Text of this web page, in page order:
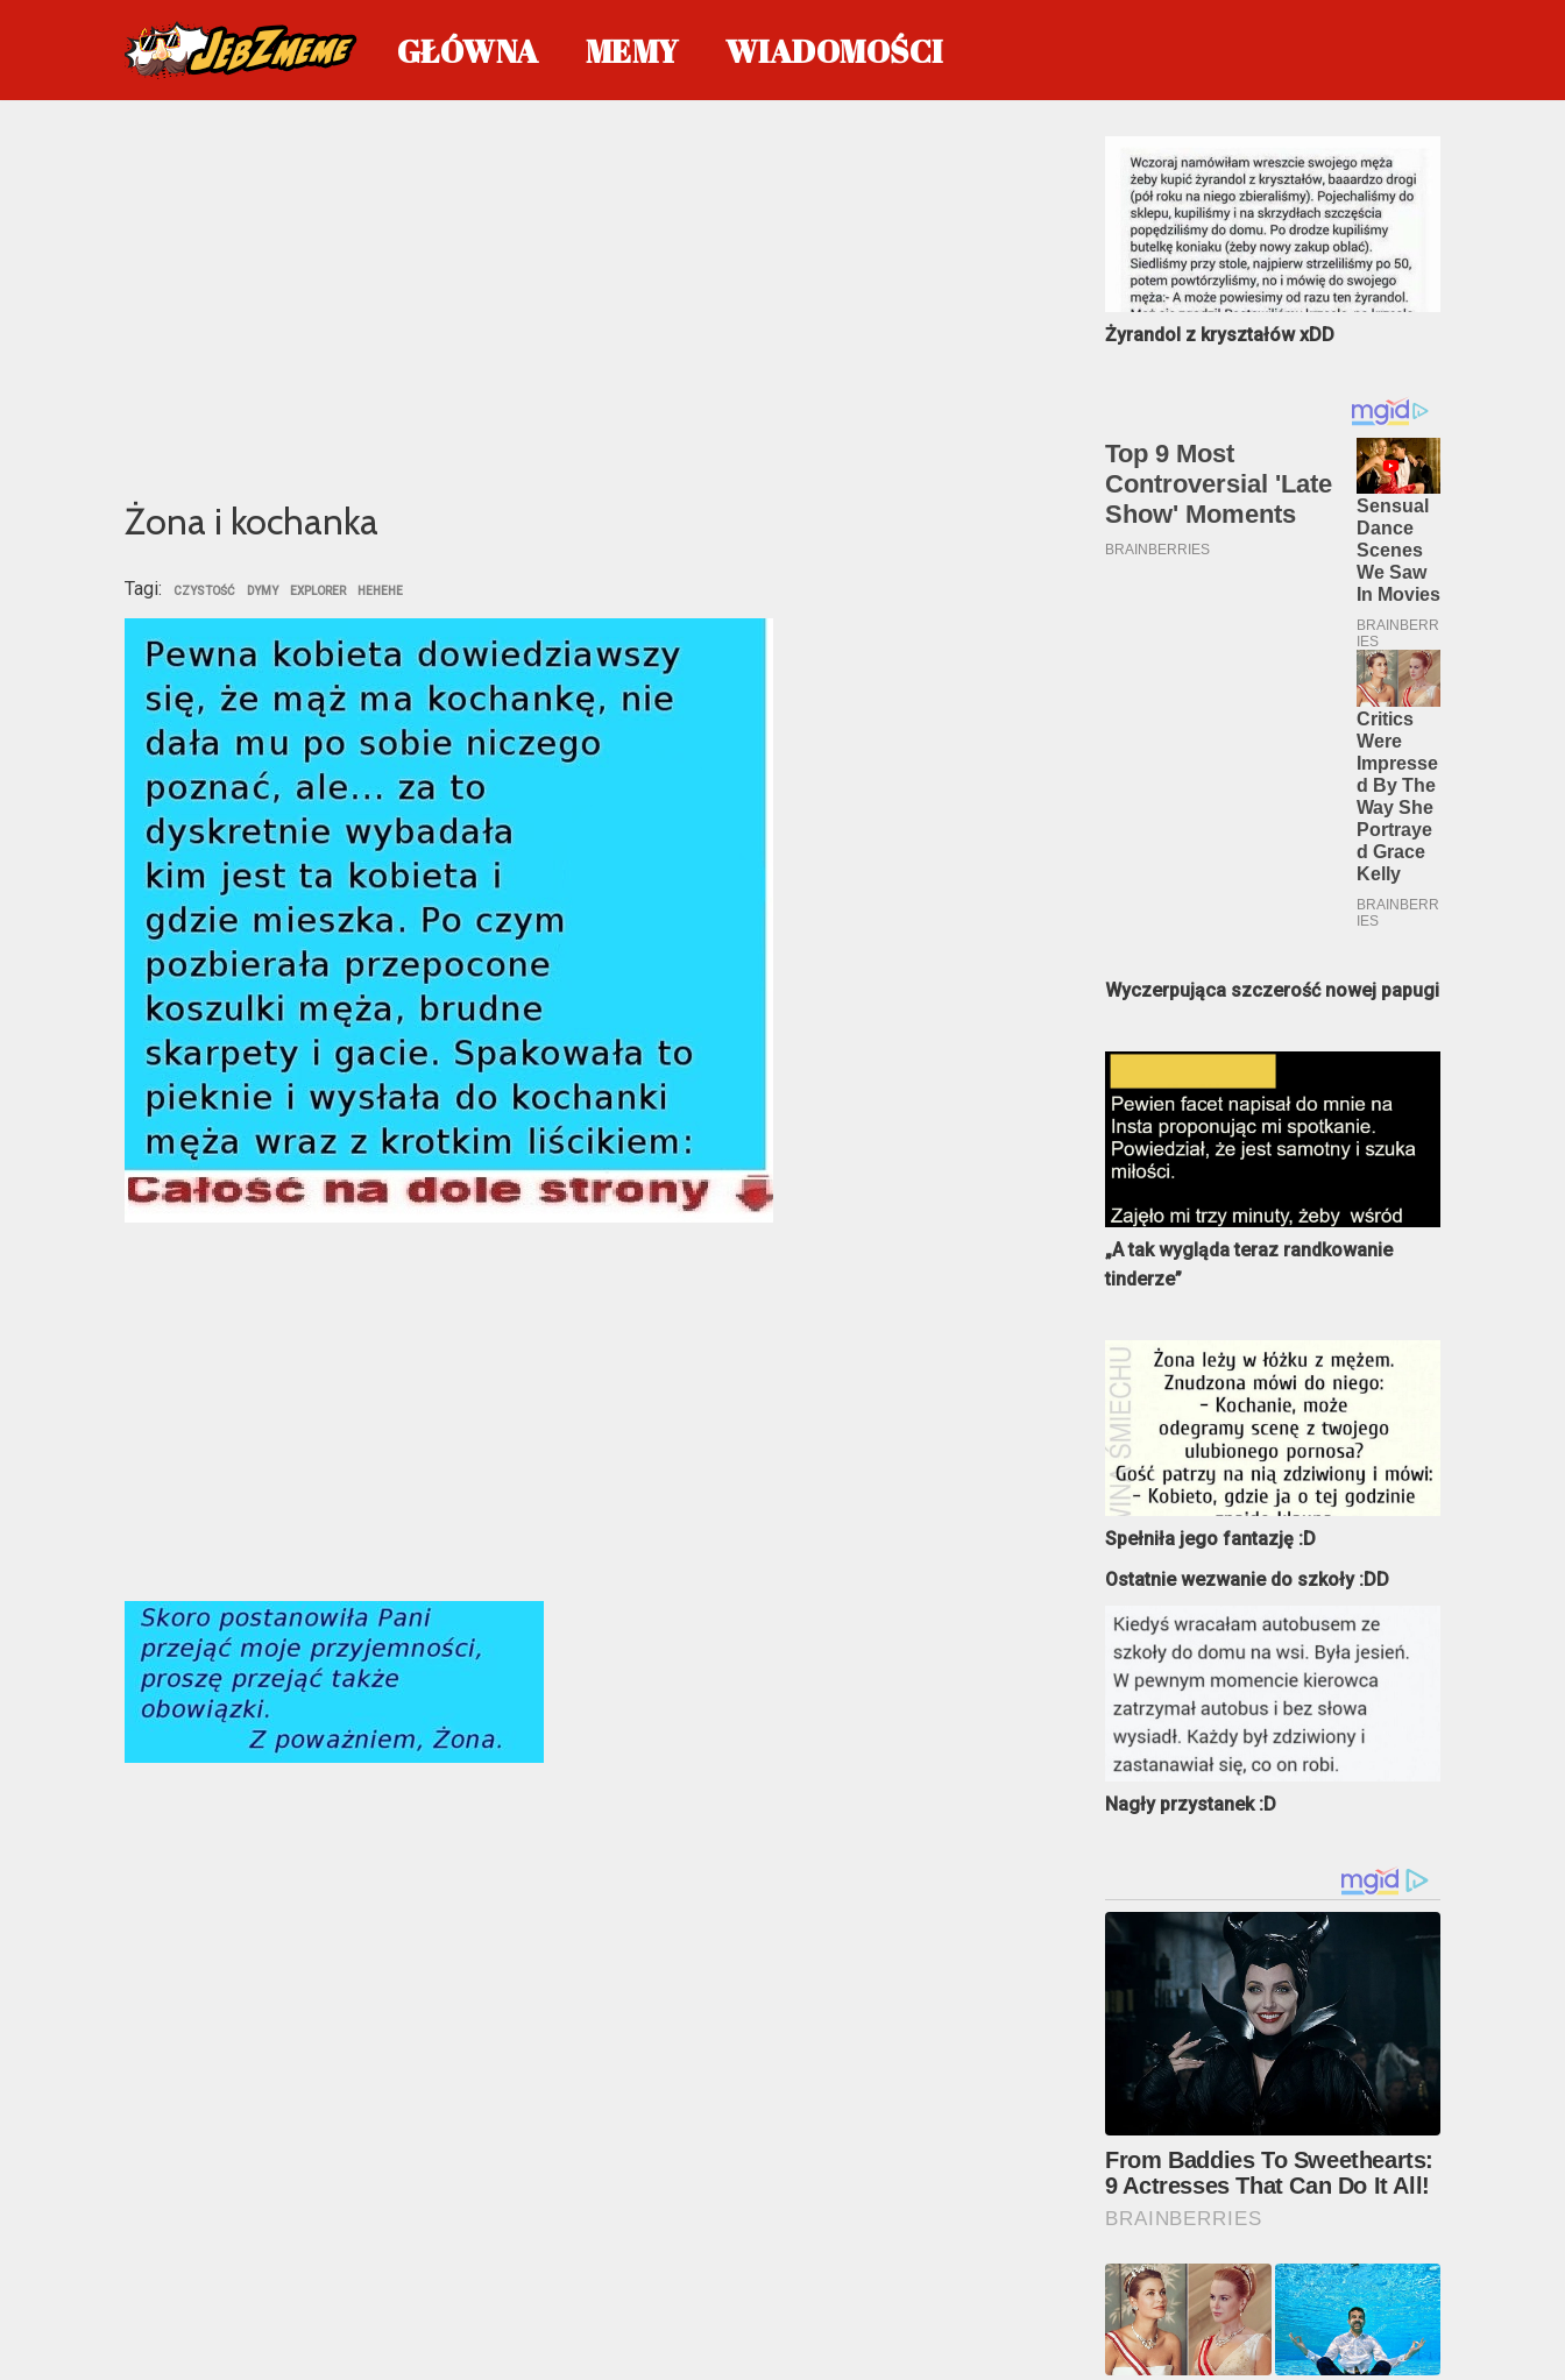
GŁÓWNA MEMY WIADOMOŚCI
Żona i kochanka
Tagi: CZYSTOŚĆ DYMY EXPLORER HEHEHE
Żyrandol z kryształów xDD
Wyczerpująca szczerość nowej papugi
„A tak wygląda teraz randkowanie
tinderze”
Spełniła jego fantazję :D
Ostatnie wezwanie do szkoły :DD
Nagły przystanek :D